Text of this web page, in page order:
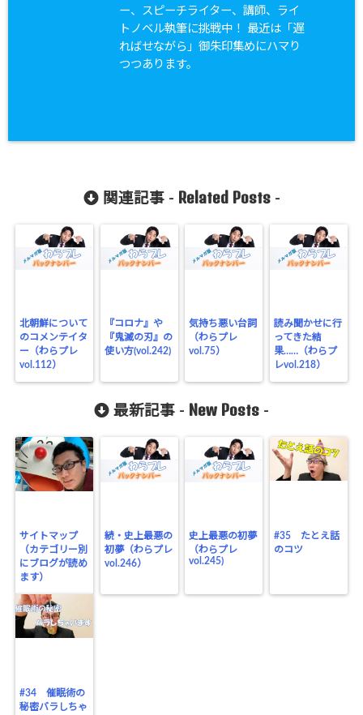
ー、スピーチライター、講師、ライ
トノベル執筆に挑戦中！ 最近は「遅
ればせながら」御朱印集めにハマり
つつあります。
関連記事 - Related Posts-
北朝鮮について
のコメンテイタ
ー（わらプレ
vol.112）
『コロナ』や
『鬼滅の刃』の
使い方(vol.242)
気持ち悪い台詞
（わらプレ
vol.75）
読み聞かせに行
ってきた結
果……（わらプ
レvol.218）
最新記事 - New Posts -
サイトマップ
（カテゴリー別
にブログが読め
ます）
続・史上最悪の
初夢（わらプレ
vol.246）
史上最悪の初夢
（わらプレ
vol.245)
#35 たとえ話
のコツ
#34 催眠術の
秘密バラしちゃ